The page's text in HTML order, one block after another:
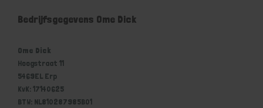
Bedrijfsgegevens Ome Dick
Ome Dick
Hoogstraat 11
5469EL Erp
KvK: 17140625
BTW: NL810287985B01